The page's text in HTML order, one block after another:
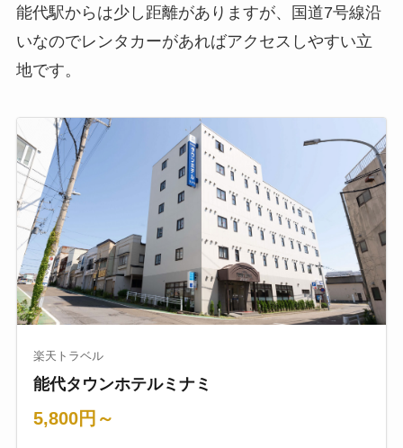
能代駅からは少し距離がありますが、国道7号線沿
いなのでレンタカーがあればアクセスしやすい立
地です。
楽天トラベル
能代タウンホテルミナミ
5,800円～